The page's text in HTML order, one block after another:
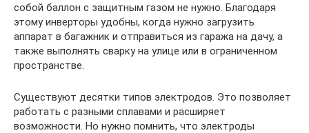
собой баллон с защитным газом не нужно. Благодаря
этому инверторы удобны, когда нужно загрузить
аппарат в багажник и отправиться из гаража на дачу, а
также выполнять сварку на улице или в ограниченном
пространстве.
Существуют десятки типов электродов. Это позволяет
работать с разными сплавами и расширяет
возможности. Но нужно помнить, что электроды